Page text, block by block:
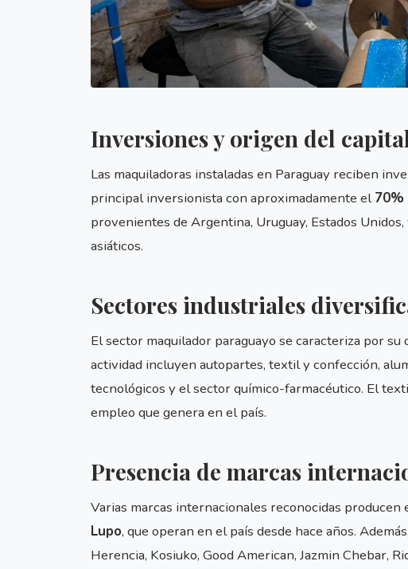
Inversiones y origen del
Las maquiladoras instaladas en Paraguay reciben
principal inversionista con aproximadamente el
provenientes de Argentina, Uruguay, Estados
asiáticos.
Sectores industriales
El sector maquilador paraguayo se caracteriza por
actividad incluyen autopartes, textil y confección,
tecnológicos y el sector químico-farmacéutico. El
empleo que genera en el país.
Presencia de marcas
Varias marcas internacionales reconocidas producen
Lupo, que operan en el país desde hace años.
Herencia, Kosiuko, Good American, Jazmin Chebar,